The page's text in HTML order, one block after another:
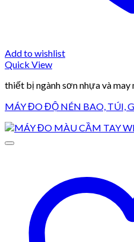
Add to wishlist
Quick View
thiết bị ngành sơn nhựa và may
MÁY ĐO ĐỘ NÉN BAO, TÚI,